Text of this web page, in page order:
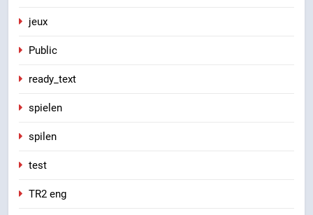
jeux
Public
ready_text
spielen
spilen
test
TR2 eng